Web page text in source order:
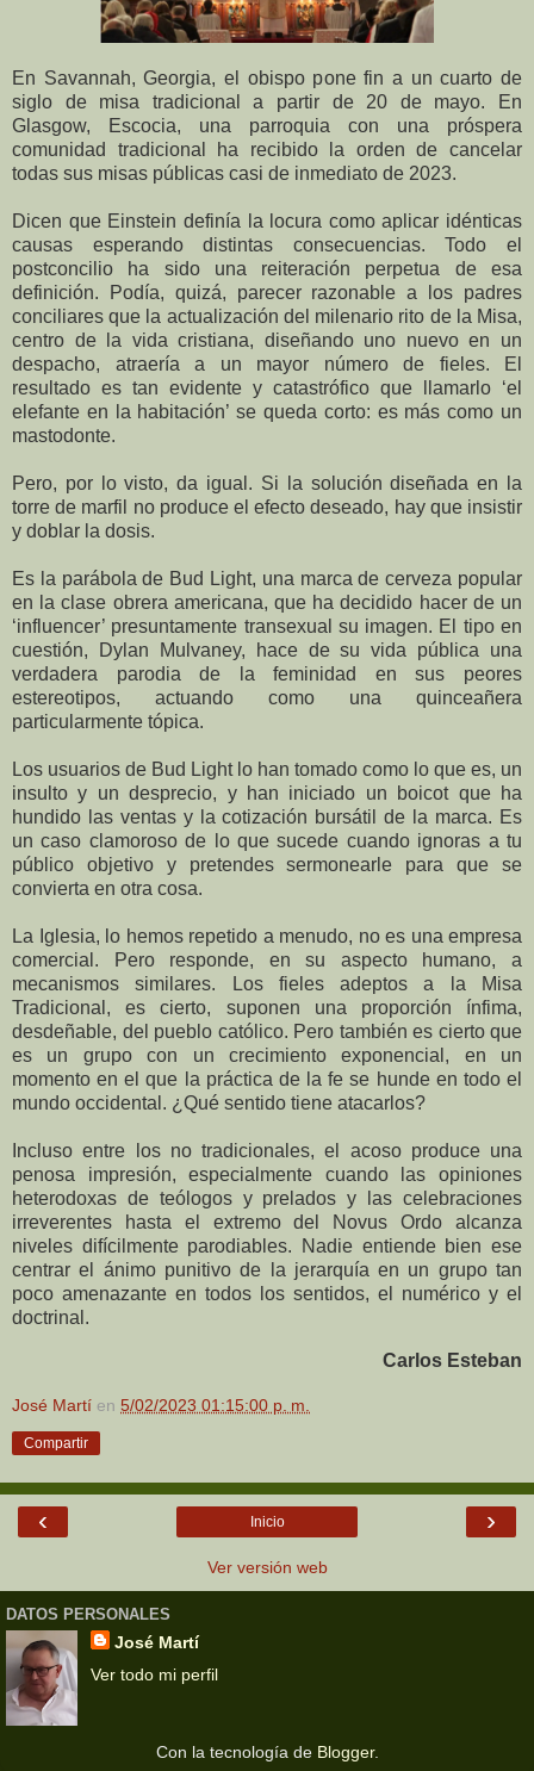
En Savannah, Georgia, el obispo pone fin a un cuarto de
siglo de misa tradicional a partir de 20 de mayo. En
Glasgow, Escocia, una parroquia con una próspera
comunidad tradicional ha recibido la orden de cancelar
todas sus misas públicas casi de inmediato de 2023.
Dicen que Einstein definía la locura como aplicar idénticas
causas esperando distintas consecuencias. Todo el
postconcilio ha sido una reiteración perpetua de esa
definición. Podía, quizá, parecer razonable a los padres
conciliares que la actualización del milenario rito de la Misa,
centro de la vida cristiana, diseñando uno nuevo en un
despacho, atraería a un mayor número de fieles. El
resultado es tan evidente y catastrófico que llamarlo ‘el
elefante en la habitación’ se queda corto: es más como un
mastodonte.
Pero, por lo visto, da igual. Si la solución diseñada en la
torre de marfil no produce el efecto deseado, hay que insistir
y doblar la dosis.
Es la parábola de Bud Light, una marca de cerveza popular
en la clase obrera americana, que ha decidido hacer de un
‘influencer’ presuntamente transexual su imagen. El tipo en
cuestión, Dylan Mulvaney, hace de su vida pública una
verdadera parodia de la feminidad en sus peores
estereotipos, actuando como una quinceañera
particularmente tópica.
Los usuarios de Bud Light lo han tomado como lo que es, un
insulto y un desprecio, y han iniciado un boicot que ha
hundido las ventas y la cotización bursátil de la marca. Es
un caso clamoroso de lo que sucede cuando ignoras a tu
público objetivo y pretendes sermonearle para que se
convierta en otra cosa.
La Iglesia, lo hemos repetido a menudo, no es una empresa
comercial. Pero responde, en su aspecto humano, a
mecanismos similares. Los fieles adeptos a la Misa
Tradicional, es cierto, suponen una proporción ínfima,
desdeñable, del pueblo católico. Pero también es cierto que
es un grupo con un crecimiento exponencial, en un
momento en el que la práctica de la fe se hunde en todo el
mundo occidental. ¿Qué sentido tiene atacarlos?
Incluso entre los no tradicionales, el acoso produce una
penosa impresión, especialmente cuando las opiniones
heterodoxas de teólogos y prelados y las celebraciones
irreverentes hasta el extremo del Novus Ordo alcanza
niveles difícilmente parodiables. Nadie entiende bien ese
centrar el ánimo punitivo de la jerarquía en un grupo tan
poco amenazante en todos los sentidos, el numérico y el
doctrinal.
Carlos Esteban
José Martí en 5/02/2023 01:15:00 p. m.
Compartir
‹ ›
Inicio
Ver versión web
DATOS PERSONALES
José Martí
Ver todo mi perfil
Con la tecnología de Blogger.